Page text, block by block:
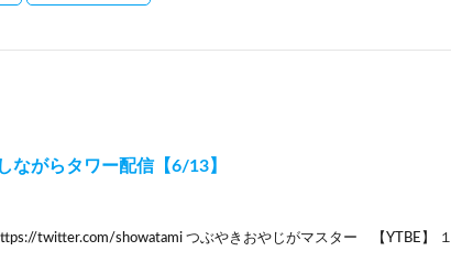
ながらタワー配信【6/13】
twitter.com/showatami つぶやきおやじがマスター 【YTBE】 １